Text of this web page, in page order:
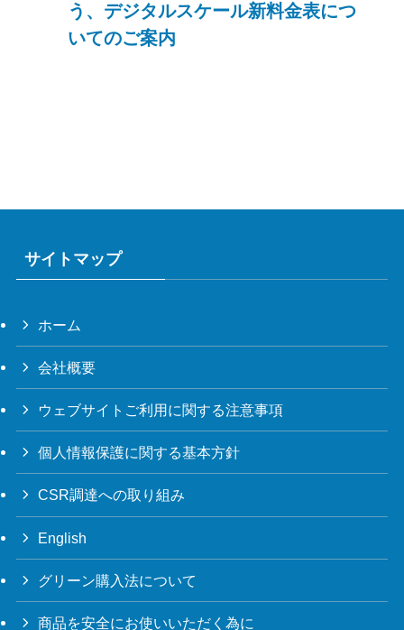
う、デジタルスケール新料金表につ
いてのご案内
サイトマップ
ホーム
会社概要
ウェブサイトご利用に関する注意事項
個人情報保護に関する基本方針
CSR調達への取り組み
English
グリーン購入法について
商品を安全にお使いいただく為に